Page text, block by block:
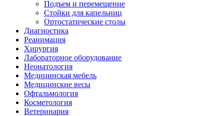
Подъем и перемещение
Стойки для капельниц
Ортостатические столы
Диагностика
Реанимация
Хирургия
Лабораторное оборудование
Неонатология
Медицинская мебель
Медицинские весы
Офтальмология
Косметология
Ветеринария